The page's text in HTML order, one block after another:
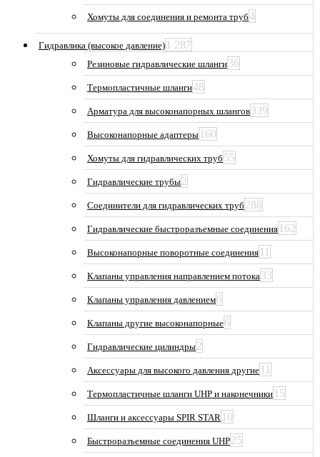
Хомуты для соединения и ремонта труб4
Гидравлика (высокое давление) 1 287
Резиновые гидравлические шланги36
Термопластичные шланги48
Арматура для высоконапорных шлангов339
Высоконапорные адаптеры 160
Хомуты для гидравлических труб 55
Гидравлические трубы2
Соединители для гидравлических труб 288
Гидравлические быстроразъемные соединения 162
Высоконапорные поворотные соединения 11
Клапаны управления направлением потока33
Клапаны управления давлением6
Клапаны другие высоконапорные6
Гидравлические цилиндры2
Аксессуары для высокого давления другие 11
Термопластичные шланги UHP и наконечники 15
Шланги и аксессуары SPIR STAR 10
Быстроразъемные соединения UHP25